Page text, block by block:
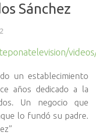
Sánchez
un establecimiento
años dedicado a la
Un negocio que
lo fundó su padre.